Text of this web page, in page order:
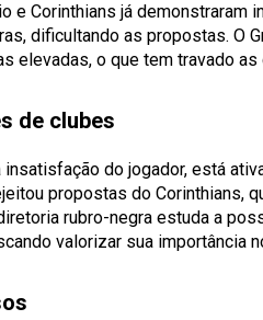
e Corinthians já
dificultando as propostas. O
elevadas, o que tem travado as
de clubes
insatisfação do jogador, está
propostas do Corinthians,
rubro-negra estuda a
valorizar sua importância